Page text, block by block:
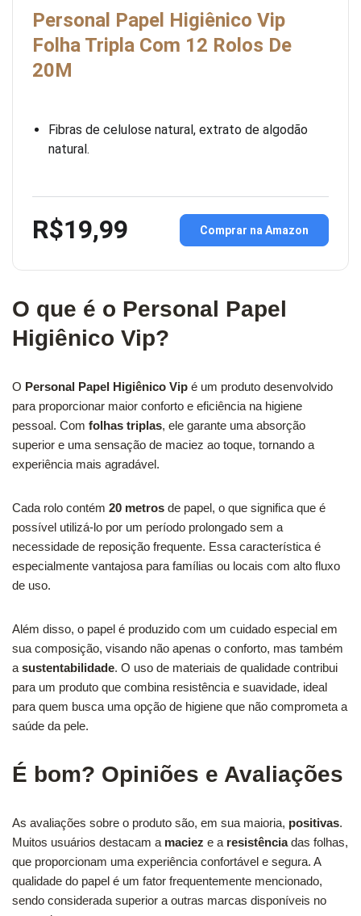
Personal Papel Higiênico Vip
Folha Tripla Com 12 Rolos De
20M
Fibras de celulose natural, extrato de algodão
natural.
R$19,99 Comprar na Amazon
O que é o Personal Papel
Higiênico Vip?
O Personal Papel Higiênico Vip é um produto desenvolvido
para proporcionar maior conforto e eficiência na higiene
pessoal. Com folhas triplas, ele garante uma absorção
superior e uma sensação de maciez ao toque, tornando a
experiência mais agradável.
Cada rolo contém 20 metros de papel, o que significa que é
possível utilizá-lo por um período prolongado sem a
necessidade de reposição frequente. Essa característica é
especialmente vantajosa para famílias ou locais com alto fluxo
de uso.
Além disso, o papel é produzido com um cuidado especial em
sua composição, visando não apenas o conforto, mas também
a sustentabilidade. O uso de materiais de qualidade contribui
para um produto que combina resistência e suavidade, ideal
para quem busca uma opção de higiene que não comprometa a
saúde da pele.
É bom? Opiniões e Avaliações
As avaliações sobre o produto são, em sua maioria, positivas.
Muitos usuários destacam a maciez e a resistênciadas folhas,
que proporcionam uma experiência confortável e segura. A
qualidade do papel é um fator frequentemente mencionado,
sendo considerada superior a outras marcas disponíveis no